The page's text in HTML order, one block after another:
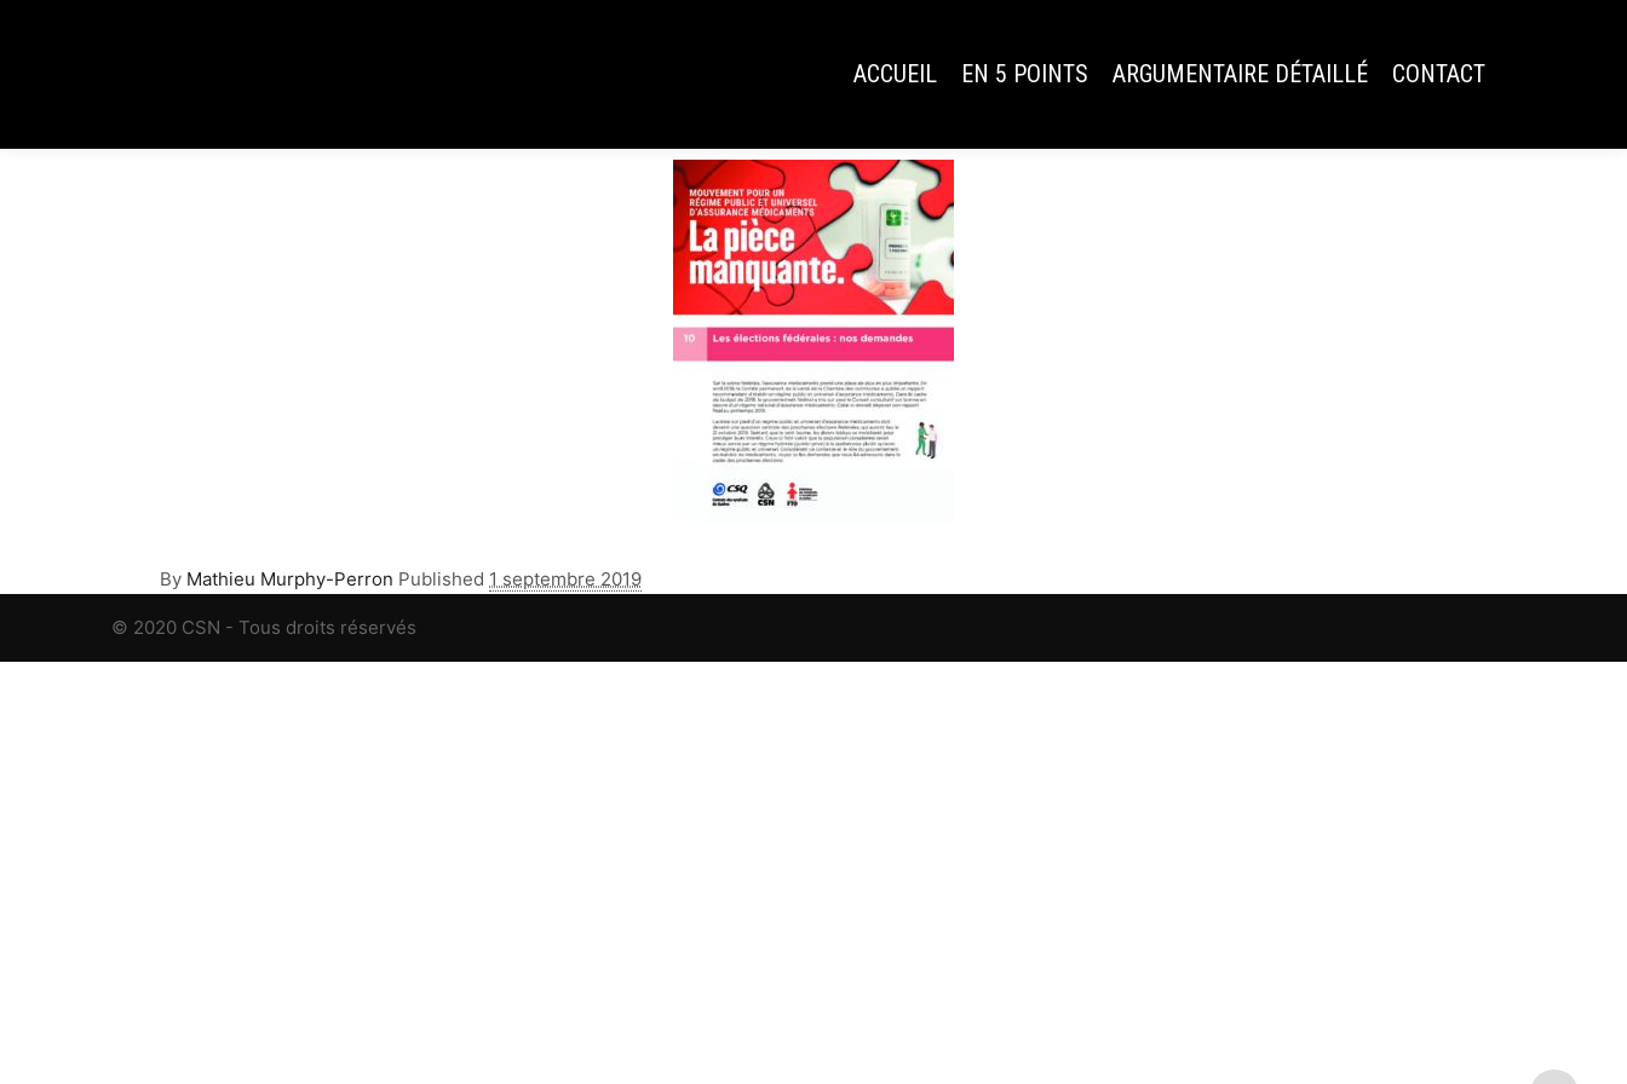
ACCUEIL EN 5 POINTS ARGUMENTAIRE DÉTAILLÉ CONTACT
FICHES (10)
By Mathieu Murphy-Perron Published 1 septembre 2019
© 2020 CSN - Tous droits réservés